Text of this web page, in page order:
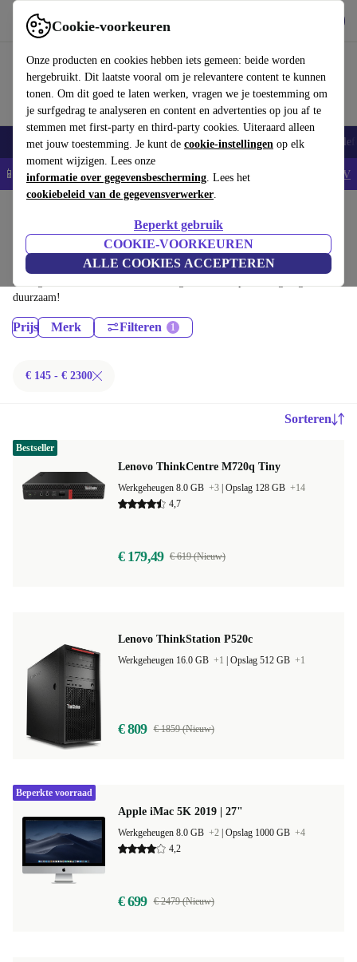
Cookie-voorkeuren
Onze producten en cookies hebben iets gemeen: beide worden
hergebruikt. Dit laatste vooral om je relevantere content te kunnen
tonen. Om dit goed te laten werken, vragen we je toestemming om
je surfgedrag te analyseren en content en advertenties op jou af te
stemmen met first-party en third-party cookies. Uiteraard alleen
met jouw toestemming. Je kunt de cookie-instellingen op elk
moment wijzigen. Lees onze
informatie over gegevensbescherming. Lees het
cookiebeleid van de gegevensverwerker.
Beperkt gebruik
COOKIE-VOORKEUREN
ALLE COOKIES ACCEPTEREN
Gebruik refurbed snel en eenvoudig
Smartphones Laptops Tablets Smartwatches Accessoires
📱5% EXTRA korting op alle iPhones – Code: IPHONEDEAL - AV
Desktop pc's:
Gecertificeerd refurbished Desktop pc's onder 2300€ – bespaar tot 40%.
30 dagen retourrecht & 12 maanden garantie. Shop vandaag nog
duurzaam!
Prijs Merk Filteren
€ 145 - € 2300
Sorteren
Lenovo ThinkCentre M720q Tiny
Werkgeheugen 8.0 GB +3 Opslag 128 GB +14
4,7
€ 179,49 € 619 (Nieuw)
Bestseller
Lenovo ThinkStation P520c
Werkgeheugen 16.0 GB +1 Opslag 512 GB +1
€ 809 € 1859 (Nieuw)
Apple iMac 5K 2019 | 27"
Werkgeheugen 8.0 GB +2 Opslag 1000 GB +4
4,2
€ 699 € 2479 (Nieuw)
Beperkte voorraad